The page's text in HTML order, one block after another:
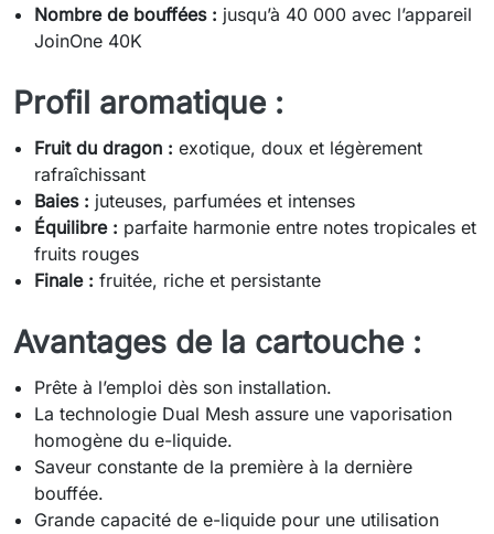
Nombre de bouffées : jusqu’à 40 000 avec l’appareil
JoinOne 40K
Profil aromatique :
Fruit du dragon : exotique, doux et légèrement
rafraîchissant
Baies : juteuses, parfumées et intenses
Équilibre : parfaite harmonie entre notes tropicales et
fruits rouges
Finale : fruitée, riche et persistante
Avantages de la cartouche :
Prête à l’emploi dès son installation.
La technologie Dual Mesh assure une vaporisation
homogène du e-liquide.
Saveur constante de la première à la dernière
bouffée.
Grande capacité de e-liquide pour une utilisation